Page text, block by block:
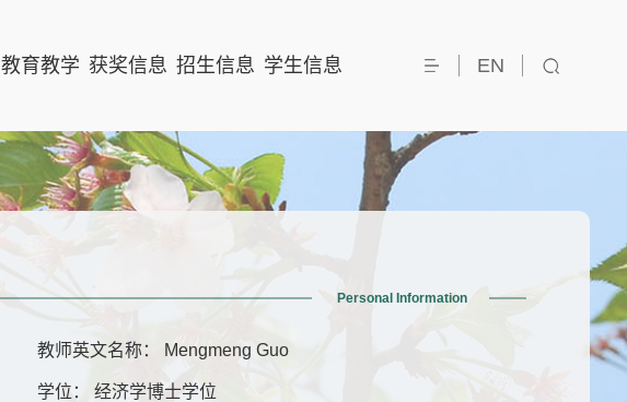
EN
教育教学 获奖信息 招生信息 学生信息
Personal Information
教师英文名称： Mengmeng Guo
学位： 经济学博士学位